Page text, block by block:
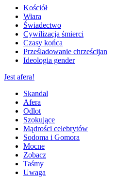
Kościół
Wiara
Świadectwo
Cywilizacja śmierci
Czasy końca
Prześladowanie chrześcijan
Ideologia gender
Jest afera!
Skandal
Afera
Odlot
Szokujące
Mądrości celebrytów
Sodoma i Gomora
Mocne
Zobacz
Taśmy
Uwaga